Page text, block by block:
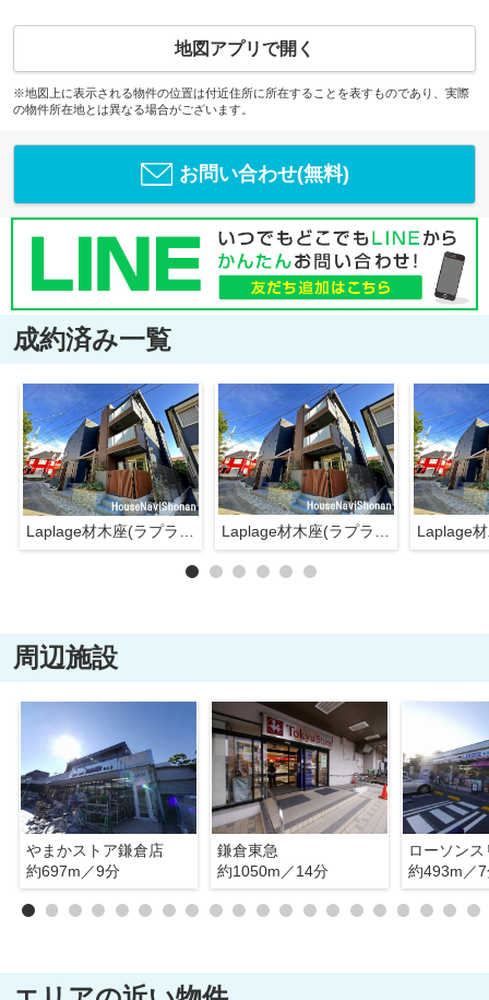
地図アプリで開く
※地図上に表示される物件の位置は付近住所に所在することを表すものであり、実際
の物件所在地とは異なる場合がございます。
お問い合わせ(無料)
成約済み一覧
Laplage材木座(ラプラージュザイモクザ) Laplage材木座(ラプラージュザイモクザ)
周辺施設
やまかストア鎌倉店
約697m／9分
鎌倉東急
約1050m／14分
約493m／